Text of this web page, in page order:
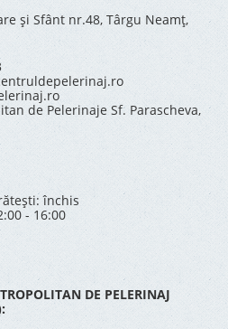
și Sfânt nr.48, Târgu Neamț,
de Pelerinaje Sf. Parascheva,
închis
- 16:00
DE PELERINAJ